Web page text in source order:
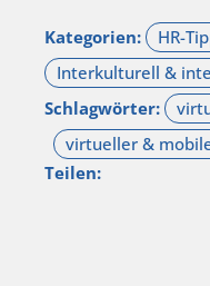
Kategorien:
Schlagwörter:
Teilen: